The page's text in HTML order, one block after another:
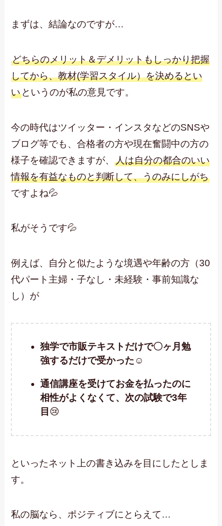
まずは、結論なのですが…
どちらのメリット＆デメリットもしっかり把握
してから、教材(学習スタイル）を決めるとい
い というのが私の意見です。
今の時代はツイッター・インスタなどのSNSや
ブログ等でも、合格者の方や現在奮闘中の方の
様子を確認できますが、人は自分の都合のいい
情報を有益なものと判断して、うのみにしがち
ですよね💦
私がそうです💦
例えば、自分と似たような境遇や年齢の方（30
代パート主婦・子なし・未経験・事前知識な
し）が
独学で市販テキストだけで〇ヶ月勉
強するだけで受かった ☺
通信講座を受けてお金を払ったのに
相性がよくなくて、次の試験で3年
目 😢
といったネット上の書き込みを目にしたとしま
す。
私の脳なら、ポジティブにとらえて…